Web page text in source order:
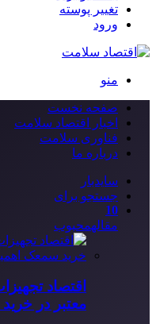
تغییر پوسته
ورود
منو
صفحه نخست
اخبار اقتصاد سلامت
فناوری سلامت
درباره ما
سایدبار
جستجو برای
10
مقالهمحبوب
اقتصاد
معتبر در